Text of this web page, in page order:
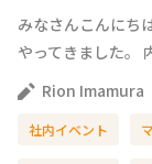
みなさんこんにち
やってきました。
Rion Imamura
社内イベント